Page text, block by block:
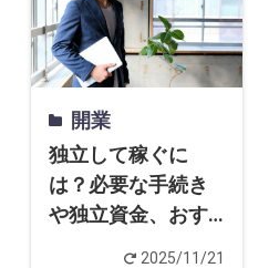
Powered by
開業
独立して稼ぐに
は？必要な手続き
や独立資金、おす
2025/11/21